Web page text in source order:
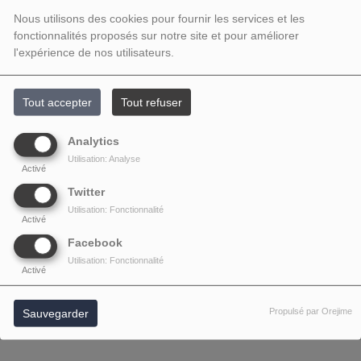
Nous utilisons des cookies pour fournir les services et les
fonctionnalités proposés sur notre site et pour améliorer
l'expérience de nos utilisateurs.
Tout accepter Tout refuser
Analytics
Activé
Utilisation: Analyse
Twitter
Activé
Utilisation: Fonctionnalité
Facebook
Activé
Utilisation: Fonctionnalité
Sauvegarder Propulsé par Orejime